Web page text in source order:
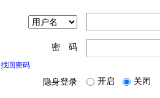
密 码
找回密码
隐身登录 开启 关闭